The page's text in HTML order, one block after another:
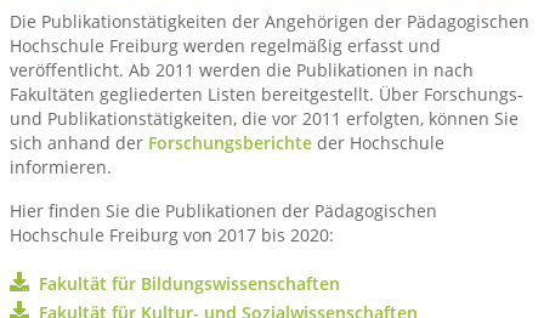
Die Publikationstätigkeiten der Angehörigen der Pädagogischen
Hochschule Freiburg werden regelmäßig erfasst und
veröffentlicht. Ab 2011 werden die Publikationen in nach
Fakultäten gegliederten Listen bereitgestellt. Über Forschungs-
und Publikationstätigkeiten, die vor 2011 erfolgten, können Sie
sich anhand der Forschungsberichte der Hochschule
informieren.
Hier finden Sie die Publikationen der Pädagogischen
Hochschule Freiburg von 2017 bis 2020:
Fakultät für Bildungswissenschaften
Fakultät für Kultur- und Sozialwissenschaften